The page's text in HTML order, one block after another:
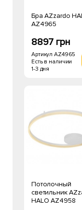
Бра AZzardo
AZ4965
8897 грн
Артикул AZ4965
Есть в наличии
1-3 дня
Потолочный
светильник
HALO AZ4958